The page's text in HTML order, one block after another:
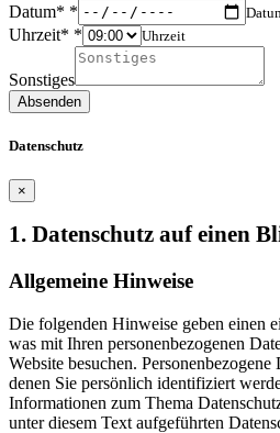
Datum* *
Uhrzeit* * Uhrzeit
Sonstiges
Absenden
Datenschutz
×
1. Datenschutz auf einen
Allgemeine Hinweise
Die folgenden Hinweise geben einen
was mit Ihren personenbezogenen
Website besuchen.
denen Sie persönlich identifiziert
Informationen zum Thema
unter diesem Text aufgeführten